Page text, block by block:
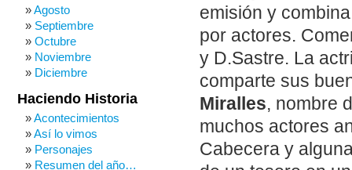
emisión y
por actores.
y D.Sastre. La
comparte sus
Miralles, nombre
muchos actores
Cabecera y
Agosto
Septiembre
Octubre
Noviembre
Diciembre
Haciendo Historia
Acontecimientos
Así lo vimos
Personajes
Resumen del año…